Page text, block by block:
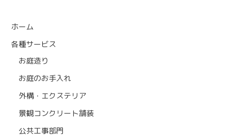
ホーム
各種サービス
お庭造り
お庭のお手入れ
外構・エクステリア
景観コンクリート舗装
公共工事部門